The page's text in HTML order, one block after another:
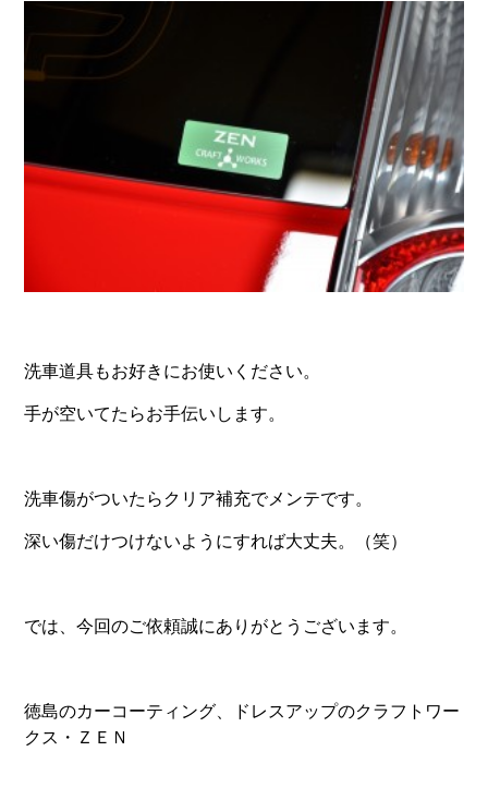
洗車道具もお好きにお使いください。
手が空いてたらお手伝いします。
洗車傷がついたらクリア補充でメンテです。
深い傷だけつけないようにすれば大丈夫。（笑）
では、今回のご依頼誠にありがとうございます。
徳島のカーコーティング、ドレスアップのクラフトワー
クス・ＺＥＮ